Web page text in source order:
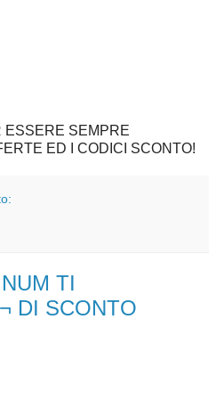
ESSERE SEMPRE
ED I CODICI SCONTO!
TI
DI SCONTO